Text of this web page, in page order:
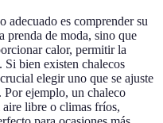
adecuado es comprender su
prenda de moda, sino que
calor, permitir la
bien existen chalecos
elegir uno que se ajuste
Por ejemplo, un chaleco
aire libre o climas fríos,